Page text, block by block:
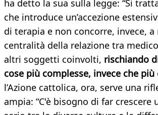
ha detto la sua sulla legge: “Si
che introduce un’accezione
di terapia e non concorre, invece, a
centralità della relazione tra
altri soggetti coinvolti, rischiando
cose più complesse, invece che più
l’Azione cattolica, ora, serve una
ampia: “C'è bisogno di far crescere